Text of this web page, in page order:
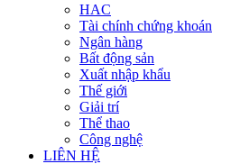
HAC
Tài chính chứng khoán
Ngân hàng
Bất động sản
Xuất nhập khẩu
Thế giới
Giải trí
Thể thao
Công nghệ
LIÊN HỆ